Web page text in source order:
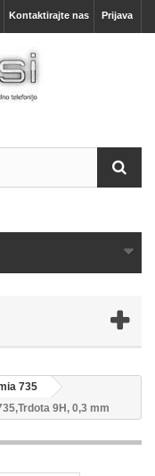
Prijava
Kontaktirajte nas
735
9H, 0,3 mm